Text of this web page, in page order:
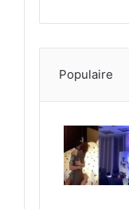
Populaire